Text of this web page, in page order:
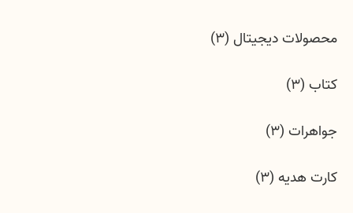
محصولات دیجیتال (3)
کتاب (3)
جواهرات (3)
کارت هدیه (3)